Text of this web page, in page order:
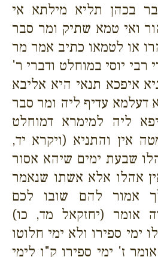
בכהן תליא מילתא אי
ואי טמא שתיק ומר סבר
או לטמאו כתיב אמר מר
רבי יוסי במוחלט ודברי ר'
איפכא תנאי היא אליבא
דעלמא עדיף ליה ומר סבר
ליה למימרא דמוחלט
אין והתניא (ויקרא יד,
שבעת ימים שיהא אסור
אהלו אלא אשתו שנאמר
אמור להם שובו לכם
אומר (יחזקאל מד, כו)
ימי ספירו ולא ימי חלוטו
ז' ימי ספירו ק"ו לימי